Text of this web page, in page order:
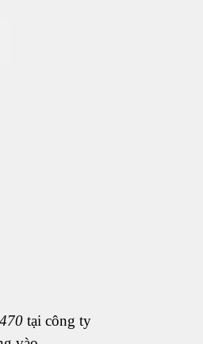
tại công ty